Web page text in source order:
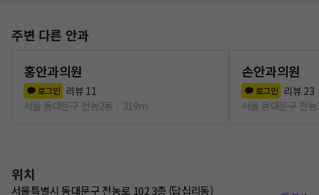
주변 다른 안과
홍안과의원
로그인 리뷰 11
서울 동대문구 전농2동
319m
손안과의원
로그인 리뷰 23
서울 동대문구 전
위치
서울특별시 동대문구 전농로 102 3층 (답십리동)